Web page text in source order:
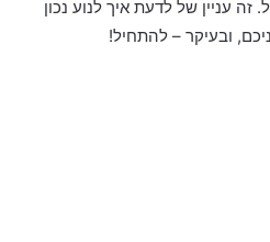
עניין של לדעת איך לנוע נכון
ובעיקר – להתחיל!